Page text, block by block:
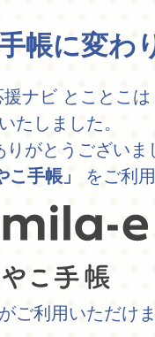
帳に変わ
ナビ とことこは
たしました。
がとうございま
こ手帳」 をご利
ご利用いただけ